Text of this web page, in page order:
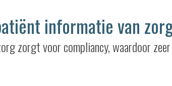
informatie van
zorgt voor compliancy, waardoor